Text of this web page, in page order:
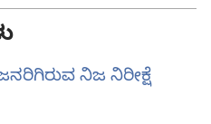
ನಿಜ ನಿರೀಕ್ಷೆ